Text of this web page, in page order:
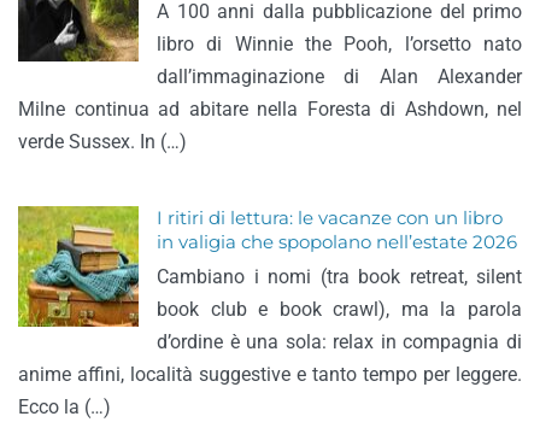
A 100 anni dalla pubblicazione del primo
libro di Winnie the Pooh, l’orsetto nato
dall’immaginazione di Alan Alexander
Milne continua ad abitare nella Foresta di Ashdown, nel
verde Sussex. In (…)
I ritiri di lettura: le vacanze con un libro
in valigia che spopolano nell’estate 2026
Cambiano i nomi (tra book retreat, silent
book club e book crawl), ma la parola
d’ordine è una sola: relax in compagnia di
anime affini, località suggestive e tanto tempo per leggere.
Ecco la (…)